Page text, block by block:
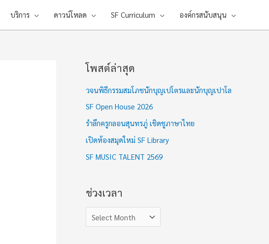
บริการ ดาวน์โหลด SF Curriculum องค์กรสนับสนุน
โพสต์ล่าสุด
วจนพิธีกรรมสมโภชนักบุญเปโตรและนักบุญเปาโล
SF Open House 2026
รำลึกครูกลอนสุนทรภู่ เชิดชูภาษาไทย
เปิดห้องสมุดใหม่ SF Library
SF MUSIC TALENT 2569
ช่วงเวลา
ช่
ง
เ
ว
ล
า